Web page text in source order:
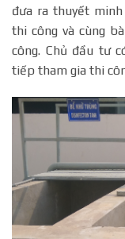
đưa ra thuyết
thi công và cùng
công. Chủ đầu tư
tiếp tham gia thi